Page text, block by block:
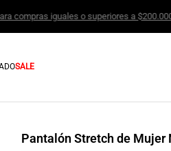
Envío Gratis: Aplica para compras iguales o
SALE
Pantalón Stretch de Mujer